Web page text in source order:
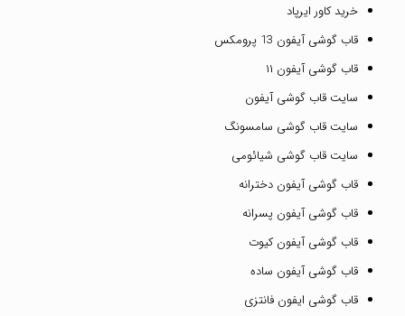
خرید کاور ایرپاد
قاب گوشی آیفون 13 پرومکس
قاب گوشی آیفون ۱۱
سایت قاب گوشی آیفون
سایت قاب گوشی سامسونگ
سایت قاب گوشی شیائومی
قاب گوشی آیفون دخترانه
قاب گوشی آیفون پسرانه
قاب گوشی آیفون کیوت
قاب گوشی آیفون ساده
قاب گوشی ایفون فانتزی